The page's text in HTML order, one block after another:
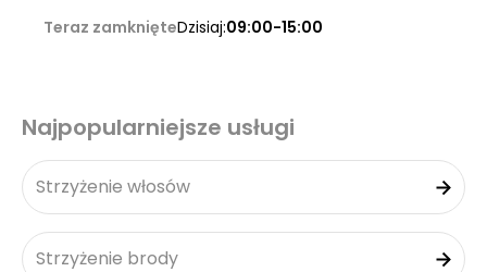
Teraz zamknięteDzisiaj:09:00-15:00
Najpopularniejsze usługi
Strzyżenie włosów
Strzyżenie brody